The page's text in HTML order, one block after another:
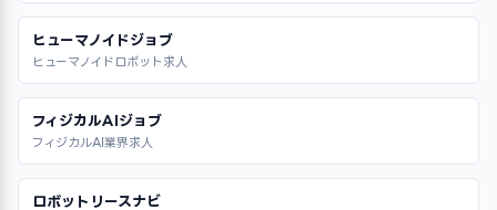
ヒューマノイドジョブ
ヒューマノイドロボット求人
フィジカルAIジョブ
フィジカルAI業界求人
ロボットリースナビ